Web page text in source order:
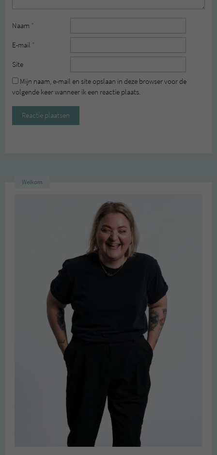
Naam *
E-mail *
Site
Mijn naam, e-mail en site opslaan in deze browser voor de
volgende keer wanneer ik een reactie plaats.
Welkom